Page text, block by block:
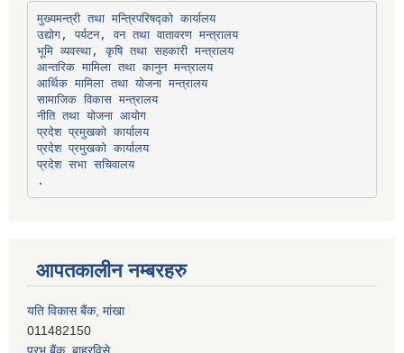
मुख्यमन्त्री तथा मन्त्रिपरिषद्को कार्यालय
उद्योग, पर्यटन, वन तथा वातावरण मन्त्रालय
भूमि व्यवस्था, कृषि तथा सहकारी मन्त्रालय
आन्तरिक मामिला तथा कानुन मन्त्रालय
आर्थिक मामिला तथा योजना मन्त्रालय
सामाजिक विकास मन्त्रालय
नीति तथा योजना आयोग
प्रदेश प्रमुखको कार्यालय
प्रदेश प्रमुखको कार्यालय
प्रदेश सभा सचिवालय
आपतकालीन नम्बरहरु
प्रभु बैंक, बाह्रविसे
011489259